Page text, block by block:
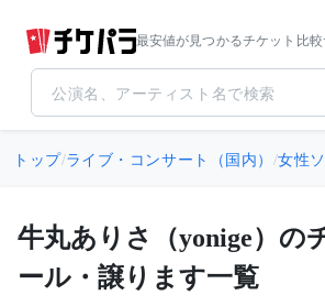
最安値が見つかるチケット比較
トップ/ライブ・コンサート（国内） /女性
牛丸ありさ（yonige）の
ール・譲ります一覧